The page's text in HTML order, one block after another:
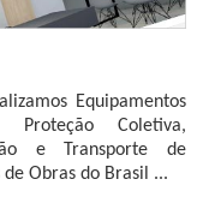
Equipamentos
Coletiva,
e Transporte de
Obras do Brasil ...